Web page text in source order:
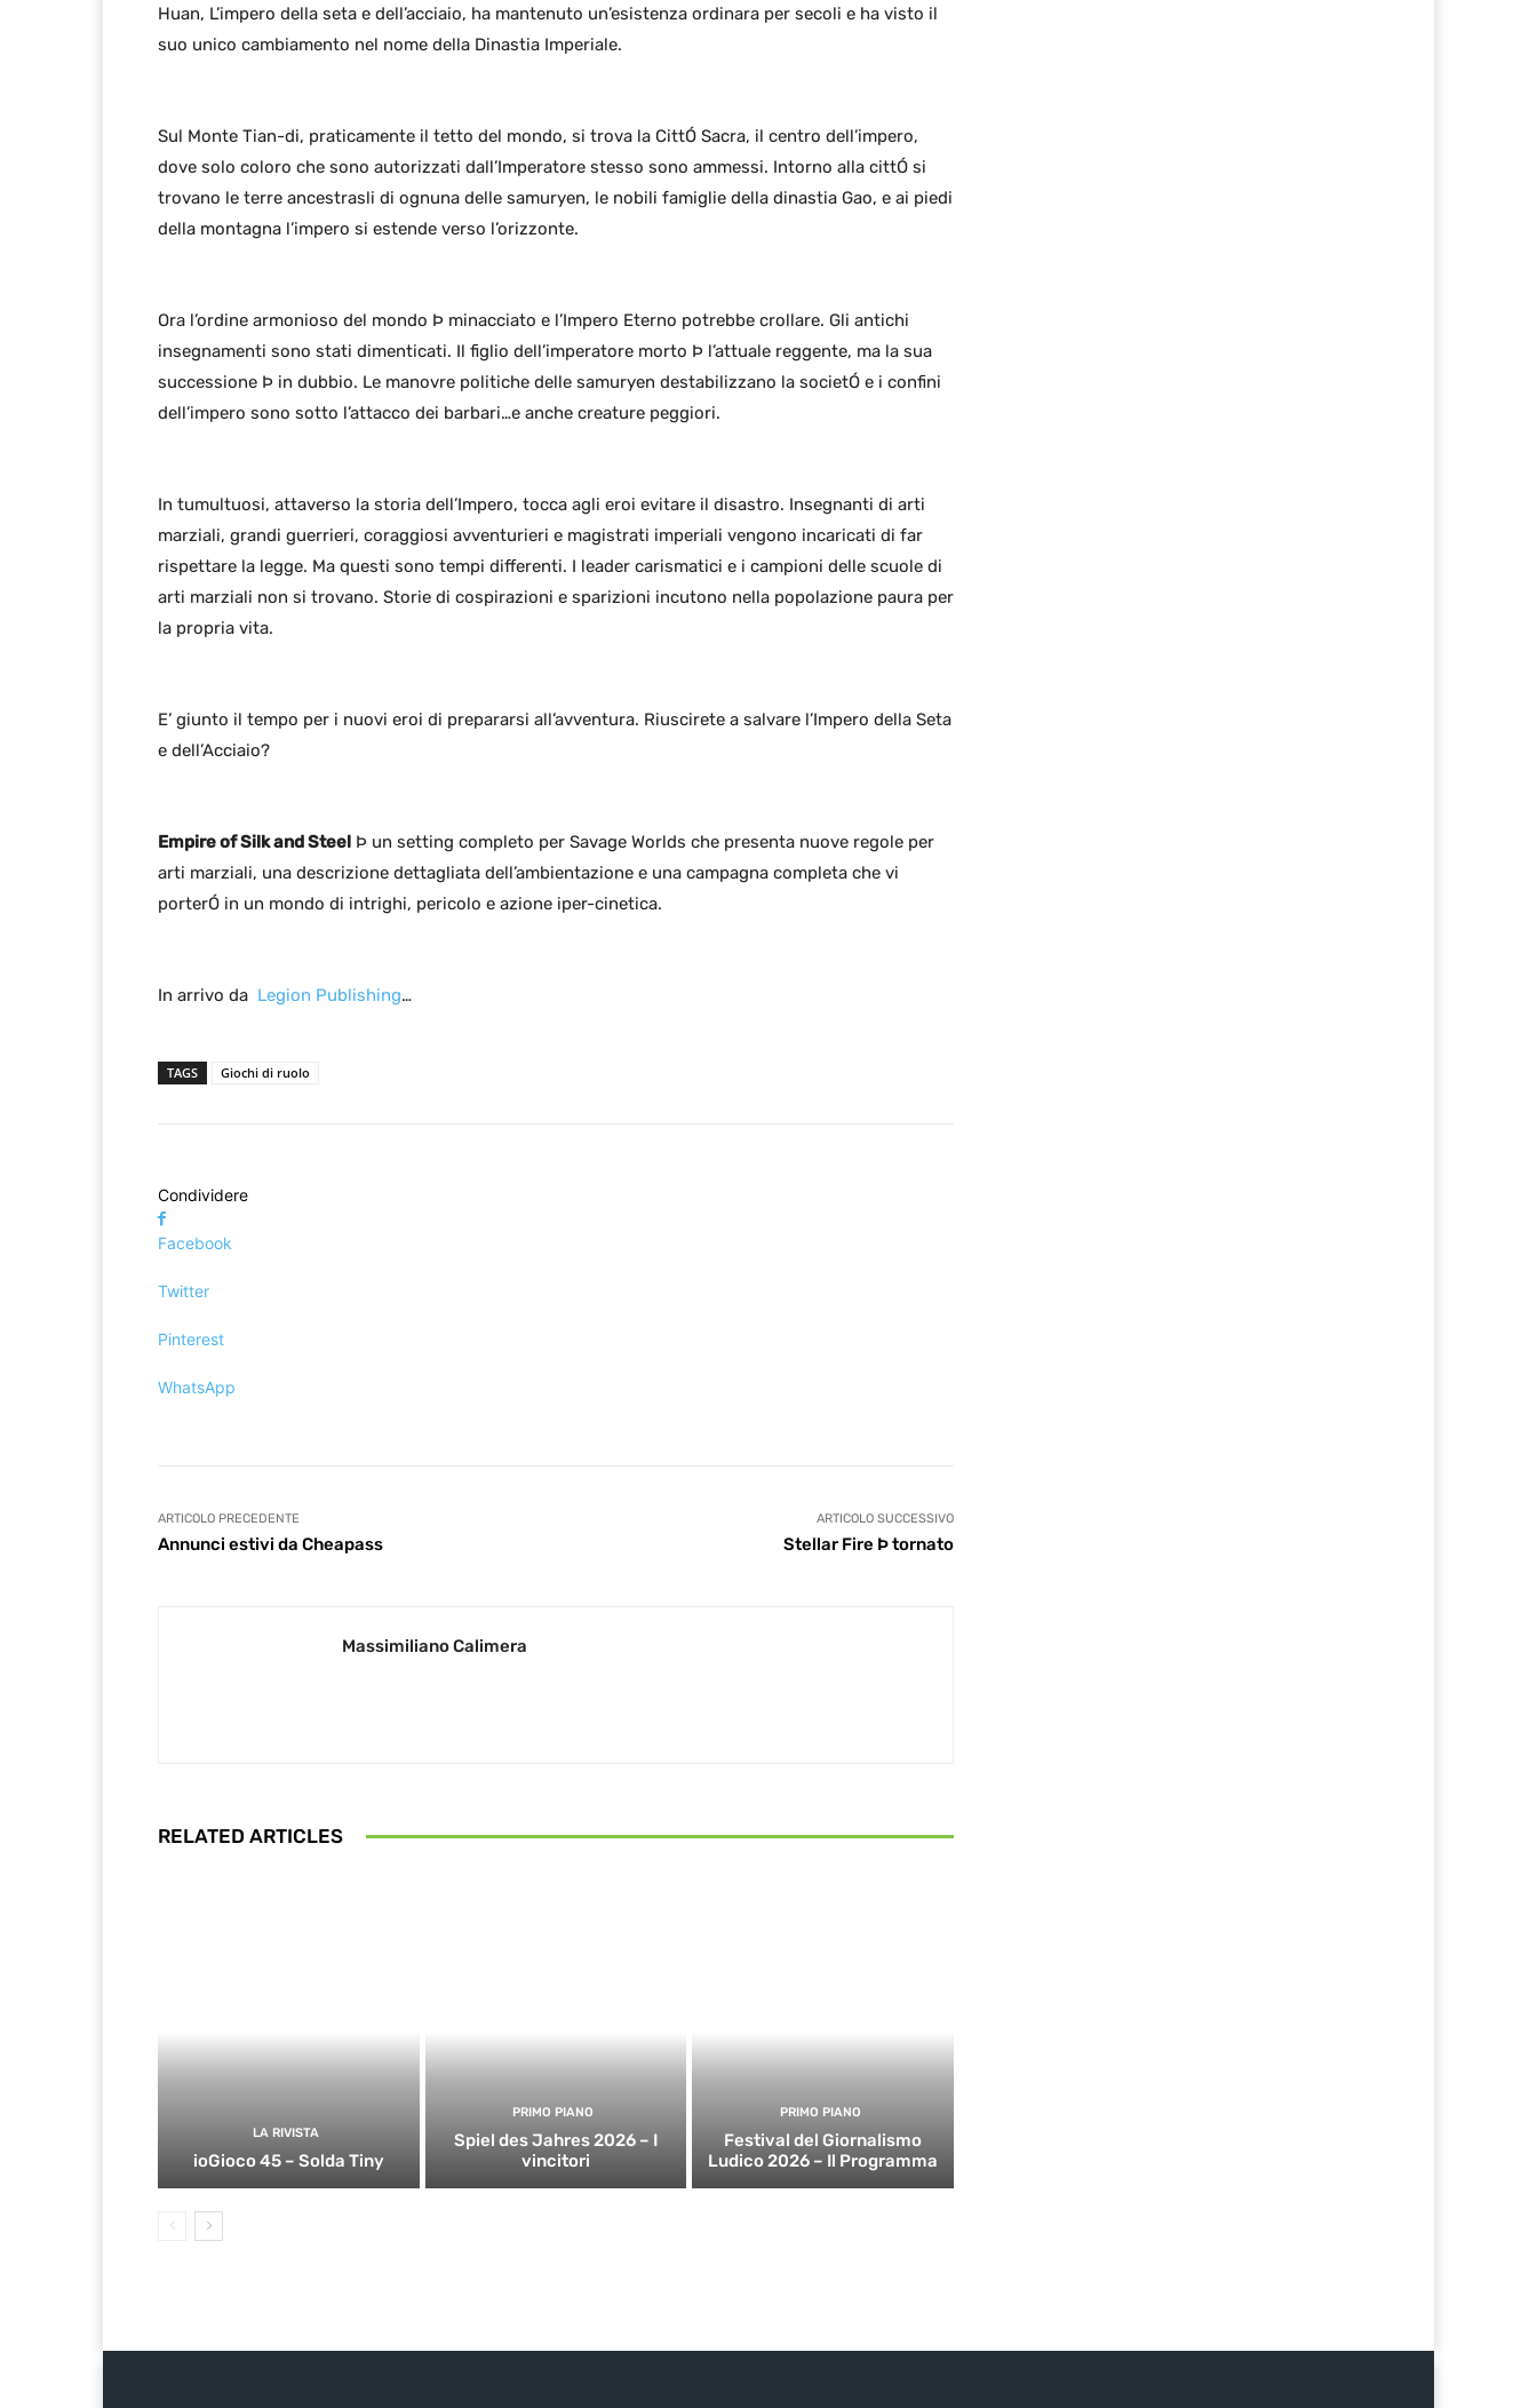
Huan, L’impero della seta e dell’acciaio, ha mantenuto un’esistenza ordinara per secoli e ha visto il
suo unico cambiamento nel nome della Dinastia Imperiale.
Sul Monte Tian-di, praticamente il tetto del mondo, si trova la CittÓ Sacra, il centro dell’impero,
dove solo coloro che sono autorizzati dall’Imperatore stesso sono ammessi. Intorno alla cittÓ si
trovano le terre ancestrasli di ognuna delle samuryen, le nobili famiglie della dinastia Gao, e ai piedi
della montagna l’impero si estende verso l’orizzonte.
Ora l’ordine armonioso del mondo Þ minacciato e l’Impero Eterno potrebbe crollare. Gli antichi
insegnamenti sono stati dimenticati. Il figlio dell’imperatore morto Þ l’attuale reggente, ma la sua
successione Þ in dubbio. Le manovre politiche delle samuryen destabilizzano la societÓ e i confini
dell’impero sono sotto l’attacco dei barbari…e anche creature peggiori.
In tumultuosi, attaverso la storia dell’Impero, tocca agli eroi evitare il disastro. Insegnanti di arti
marziali, grandi guerrieri, coraggiosi avventurieri e magistrati imperiali vengono incaricati di far
rispettare la legge. Ma questi sono tempi differenti. I leader carismatici e i campioni delle scuole di
arti marziali non si trovano. Storie di cospirazioni e sparizioni incutono nella popolazione paura per
la propria vita.
E’ giunto il tempo per i nuovi eroi di prepararsi all’avventura. Riuscirete a salvare l’Impero della Seta
e dell’Acciaio?
Empire of Silk and Steel Þ un setting completo per Savage Worlds che presenta nuove regole per
arti marziali, una descrizione dettagliata dell’ambientazione e una campagna completa che vi
porterÓ in un mondo di intrighi, pericolo e azione iper-cinetica.
In arrivo da Legion Publishing…
TAGS Giochi di ruolo
Condividere
Facebook
Twitter
Pinterest
WhatsApp
ARTICOLO PRECEDENTE
Annunci estivi da Cheapass
ARTICOLO SUCCESSIVO
Stellar Fire Þ tornato
Massimiliano Calimera
RELATED ARTICLES
LA RIVISTA
ioGioco 45 – Solda Tiny
PRIMO PIANO
Spiel des Jahres 2026 – I
vincitori
PRIMO PIANO
Festival del Giornalismo
Ludico 2026 – Il Programma